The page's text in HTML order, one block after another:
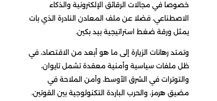
خصوصا في مجالات الرقائق الإلكترونية والذكاء
الاصطناعي، فضلا عن ملف المعادن النادرة الذي بات
يمثل ورقة ضغط استراتيجية بيد بكين.
وتمتد رهانات الزيارة إلى ما هو أبعد من الاقتصاد، في
ظل ملفات سياسية وأمنية معقدة تشمل تايوان،
والتوترات في الشرق الأوسط، وأمن الملاحة في
مضيق هرمز، والحرب الباردة التكنولوجية بين القوتين،